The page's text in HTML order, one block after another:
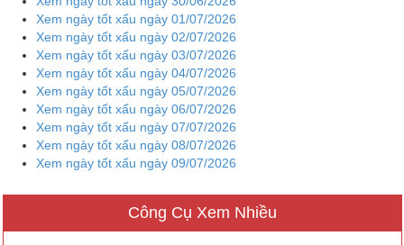
Xem ngày tốt xấu ngày 01/07/2026
Xem ngày tốt xấu ngày 02/07/2026
Xem ngày tốt xấu ngày 03/07/2026
Xem ngày tốt xấu ngày 04/07/2026
Xem ngày tốt xấu ngày 05/07/2026
Xem ngày tốt xấu ngày 06/07/2026
Xem ngày tốt xấu ngày 07/07/2026
Xem ngày tốt xấu ngày 08/07/2026
Xem ngày tốt xấu ngày 09/07/2026
Công Cụ Xem Nhiều